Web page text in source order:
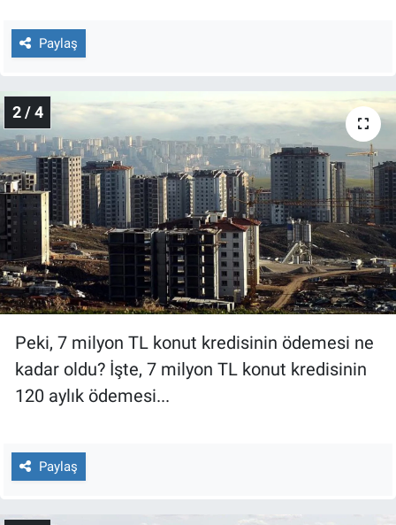
Paylaş
2 / 4
Peki, 7 milyon TL konut kredisinin ödemesi ne
kadar oldu? İşte, 7 milyon TL konut kredisinin
120 aylık ödemesi...
Paylaş
Ne demişti
Popüler
Programlar
Sağlık
Spor
Teknoloji
Türkiye'nin Geleceği
Türkiye'nin Gündemi